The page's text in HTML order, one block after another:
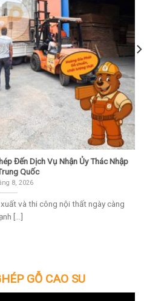
Đến Dịch Vụ Nhận Ủy Thác Nhập
Quốc
8, 2026
và thi công nội thất ngày càng
[...]
GỖ CAO SU